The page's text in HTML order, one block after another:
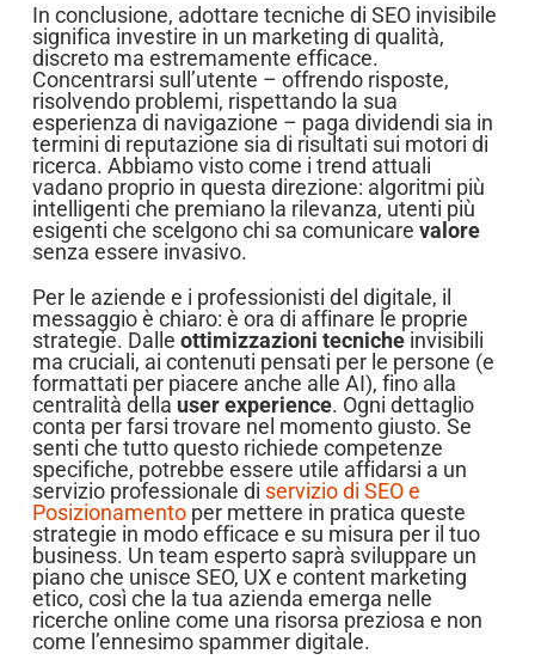
In conclusione, adottare tecniche di SEO invisibile
significa investire in un marketing di qualità,
discreto ma estremamente efficace.
Concentrarsi sull’utente – offrendo risposte,
risolvendo problemi, rispettando la sua
esperienza di navigazione – paga dividendi sia in
termini di reputazione sia di risultati sui motori di
ricerca. Abbiamo visto come i trend attuali
vadano proprio in questa direzione: algoritmi più
intelligenti che premiano la rilevanza, utenti più
esigenti che scelgono chi sa comunicare valore
senza essere invasivo.
Per le aziende e i professionisti del digitale, il
messaggio è chiaro: è ora di affinare le proprie
strategie. Dalle ottimizzazioni tecnicheinvisibili
ma cruciali, ai contenuti pensati per le persone (e
formattati per piacere anche alle AI), fino alla
centralità della user experience. Ogni dettaglio
conta per farsi trovare nel momento giusto. Se
senti che tutto questo richiede competenze
specifiche, potrebbe essere utile affidarsi a un
servizio professionale di servizio di SEO e
Posizionamentoper mettere in pratica queste
strategie in modo efficace e su misura per il tuo
business. Un team esperto saprà sviluppare un
piano che unisce SEO, UX e content marketing
etico, così che la tua azienda emerga nelle
ricerche online come una risorsa preziosa e non
come l’ennesimo spammer digitale.